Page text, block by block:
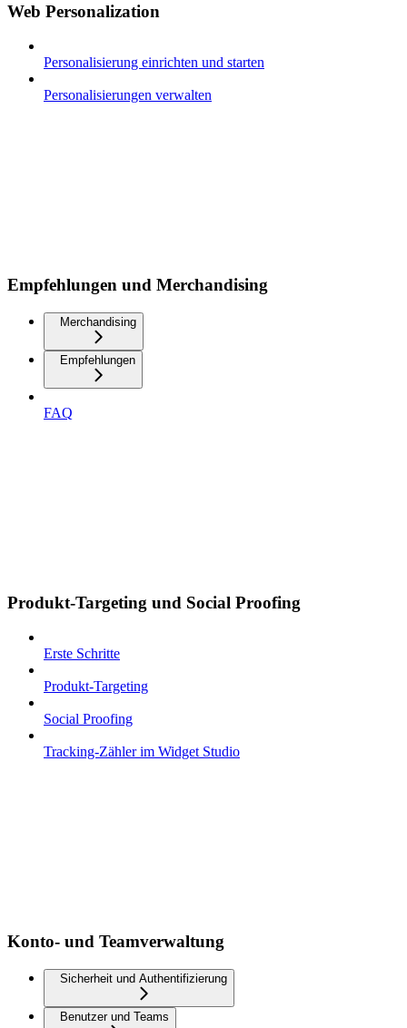
Web Personalization
Personalisierung einrichten und starten
Personalisierungen verwalten
Empfehlungen und Merchandising
Merchandising
Empfehlungen
FAQ
Produkt-Targeting und Social Proofing
Erste Schritte
Produkt-Targeting
Social Proofing
Tracking-Zähler im Widget Studio
Konto- und Teamverwaltung
Sicherheit und Authentifizierung
Benutzer und Teams